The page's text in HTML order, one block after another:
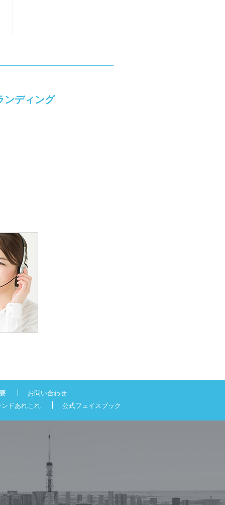
ンディング
お問い合わせ
ドあれこれ 公式フェイスブック